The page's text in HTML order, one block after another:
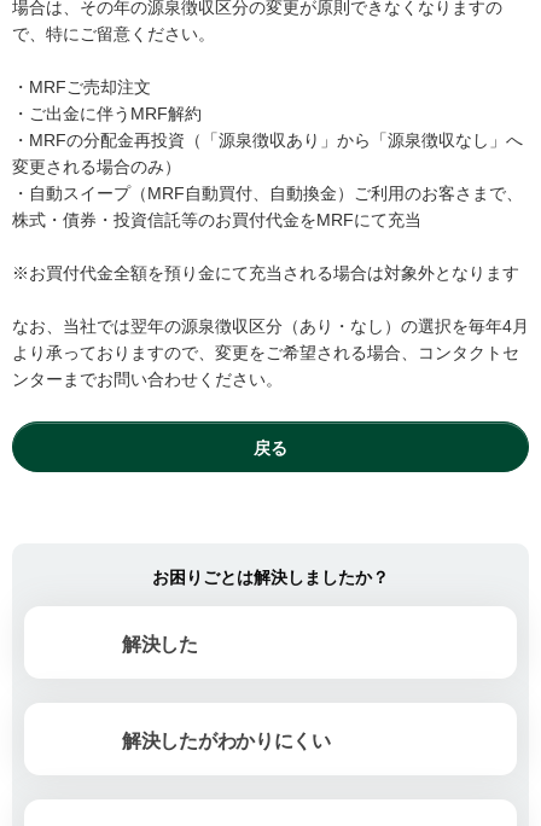
場合は、その年の源泉徴収区分の変更が原則できなくなりますの
で、特にご留意ください。
・MRFご売却注文
・ご出金に伴うMRF解約
・MRFの分配金再投資（「源泉徴収あり」から「源泉徴収なし」へ
変更される場合のみ）
・自動スイープ（MRF自動買付、自動換金）ご利用のお客さまで、
株式・債券・投資信託等のお買付代金をMRFにて充当
※お買付代金全額を預り金にて充当される場合は対象外となります
なお、当社では翌年の源泉徴収区分（あり・なし）の選択を毎年4月
より承っておりますので、変更をご希望される場合、コンタクトセ
ンターまでお問い合わせください。
戻る
お困りごとは解決しましたか？
解決した
解決したがわかりにくい